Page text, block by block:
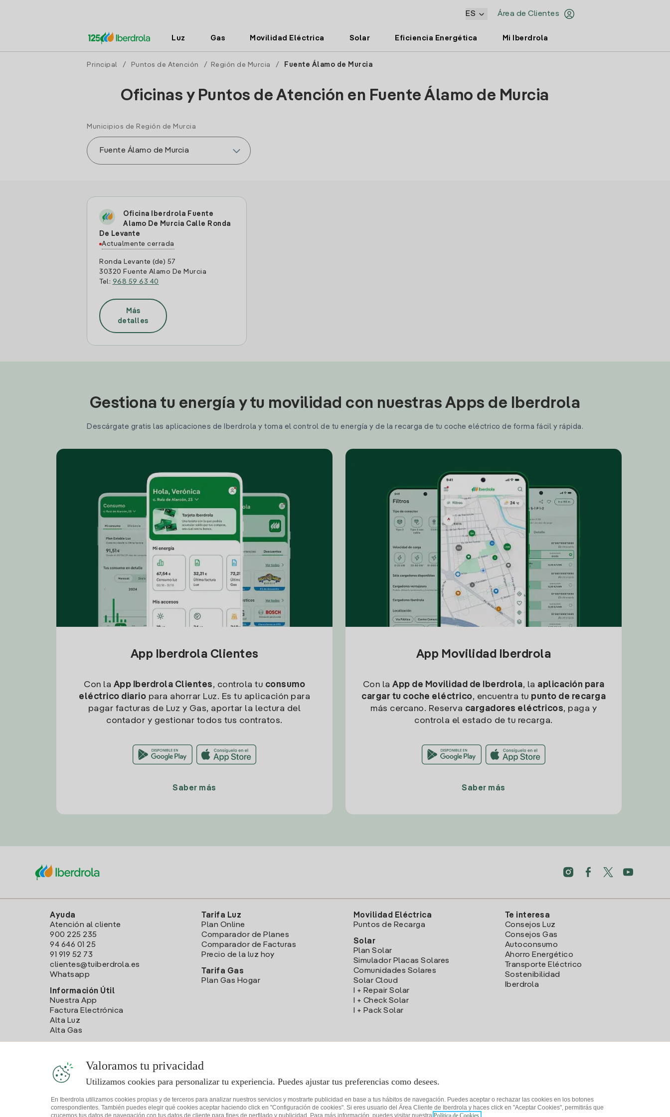
Área de Clientes
ES
Luz Gas Movilidad Eléctrica Solar Eficiencia Energética Mi Iberdrola
Principal / Puntos de Atención / Región de Murcia / Fuente Álamo de Murcia
Oficinas y Puntos de Atención en Fuente Álamo de Murcia
Municipios de Región de Murcia
Oficina Iberdrola Fuente
Alamo De Murcia Calle Ronda
De Levante
Actualmente cerrada
Ronda Levante (de) 57
30320 Fuente Alamo De Murcia
Tel: 968 59 63 40
Más
detalles
Gestiona tu energía y tu movilidad con nuestras Apps de Iberdrola
Descárgate gratis las aplicaciones de Iberdrola y toma el control de tu energía y de la recarga de tu coche eléctrico de forma fácil y rápida.
App Iberdrola Clientes
Con la App Iberdrola Clientes, controla tu consumo
eléctrico diario para ahorrar Luz. Es tu aplicación para
pagar facturas de Luz y Gas, aportar la lectura del
contador y gestionar todos tus contratos.
Saber más
App Movilidad Iberdrola
Con la App de Movilidad de Iberdrola, la aplicación para
cargar tu coche eléctrico, encuentra tu punto de recarga
más cercano. Reserva cargadores eléctricos, paga y
controla el estado de tu recarga.
Saber más
Ayuda
Atención al cliente
900 225 235
94 646 01 25
91 919 52 73
clientes@tuiberdrola.es
Whatsapp
Información Útil
Nuestra App
Factura Electrónica
Alta Luz
Alta Gas
Tarifa Luz
Plan Online
Comparador de Planes
Comparador de Facturas
Precio de la luz hoy
Tarifa Gas
Plan Gas Hogar
Movilidad Eléctrica
Puntos de Recarga
Solar
Plan Solar
Simulador Placas Solares
Comunidades Solares
Solar Cloud
I + Repair Solar
I + Check Solar
I + Pack Solar
Te interesa
Consejos Luz
Consejos Gas
Autoconsumo
Ahorro Energético
Transporte Eléctrico
Sostenibilidad
Iberdrola
Valoramos tu privacidad
Utilizamos cookies para personalizar tu experiencia. Puedes ajustar tus preferencias como desees.
En Iberdrola utilizamos cookies propias y de terceros para analizar nuestros servicios y mostrarte publicidad en base a tus hábitos de navegación. Puedes aceptar o rechazar las cookies en los botones
correspondientes. También puedes elegir qué cookies aceptar haciendo click en "Configuración de cookies". Si eres usuario del Área Cliente de Iberdrola y haces click en "Aceptar Cookies", permitirás que
crucemos tus datos de navegación con tus datos de cliente para fines de perfilado y publicidad. Para más información, puedes visitar nuestra Política de Cookies.